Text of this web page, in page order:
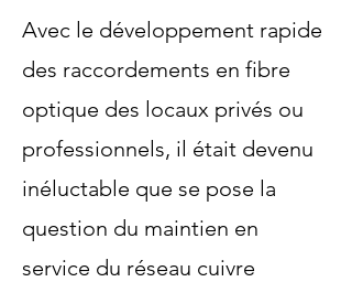
Avec le développement rapide
des raccordements en fibre
optique des locaux privés ou
professionnels, il était devenu
inéluctable que se pose la
question du maintien en
service du réseau cuivre